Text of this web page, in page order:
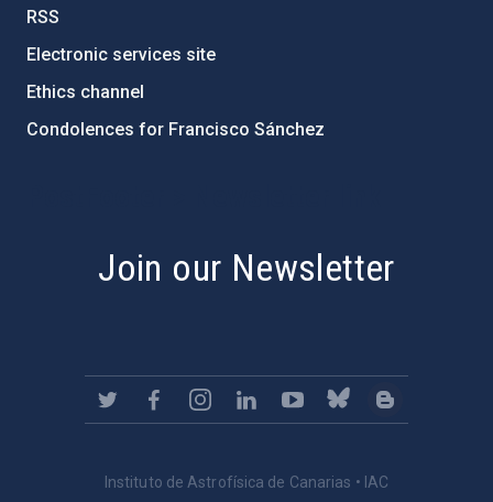
RSS
Electronic services site
Ethics channel
Condolences for Francisco Sánchez
Join our Newsletter
Instituto de Astrofísica de Canarias • IAC